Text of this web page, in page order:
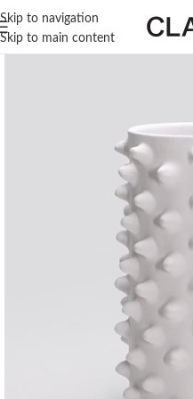
Skip to navigation
Skip to main content